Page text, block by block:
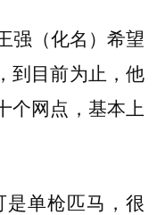
强（化名）希望
到目前为止，他
个网点，基本上
是单枪匹马，很